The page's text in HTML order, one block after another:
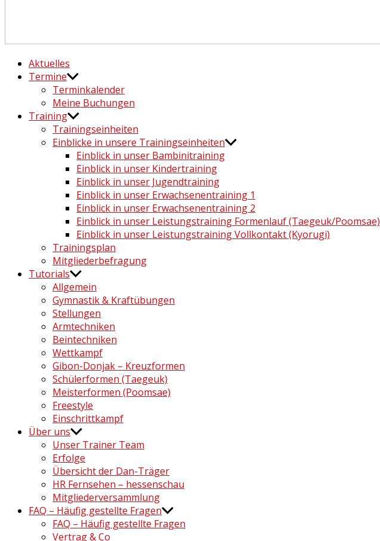
Aktuelles
Termine
Terminkalender
Meine Buchungen
Training
Trainingseinheiten
Einblicke in unsere Trainingseinheiten
Einblick in unser Bambinitraining
Einblick in unser Kindertraining
Einblick in unser Jugendtraining
Einblick in unser Erwachsenentraining 1
Einblick in unser Erwachsenentraining 2
Einblick in unser Leistungstraining Formenlauf (Taegeuk/Poomsae)
Einblick in unser Leistungstraining Vollkontakt (Kyorugi)
Trainingsplan
Mitgliederbefragung
Tutorials
Allgemein
Gymnastik & Kraftübungen
Stellungen
Armtechniken
Beintechniken
Wettkampf
Gibon-Donjak – Kreuzformen
Schülerformen (Taegeuk)
Meisterformen (Poomsae)
Freestyle
Einschrittkampf
Über uns
Unser Trainer Team
Erfolge
Übersicht der Dan-Träger
HR Fernsehen – hessenschau
Mitgliederversammlung
FAQ – Häufig gestellte Fragen
FAQ – Häufig gestellte Fragen
Vertrag & Co